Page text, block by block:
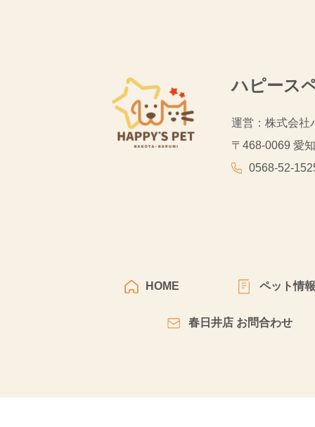
ハピース
運営：株式会社
〒468-0069 愛
0568-52-
HOME ペット情報
春日井店 お問合わせ